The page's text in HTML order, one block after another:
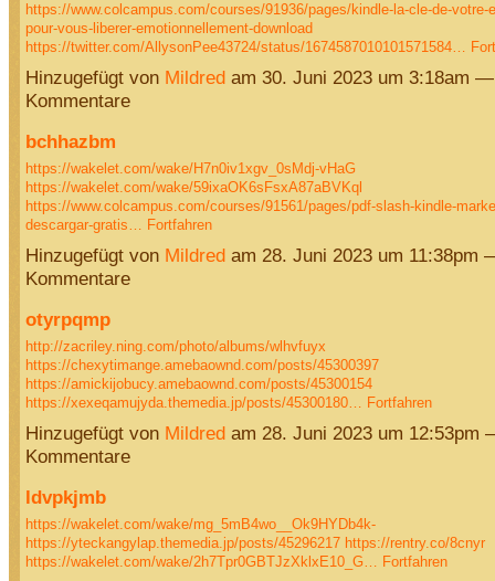
https://www.colcampus.com/courses/91936/pages/kindle-la-cle-de-votre-
pour-vous-liberer-emotionnellement-download
https://twitter.com/AllysonPee43724/status/1674587010101571584…
Hinzugefügt von Mildred am 30. Juni 2023 um 3:18am
Kommentare
bchhazbm
https://wakelet.com/wake/H7n0iv1xgv_0sMdj-vHaG
https://wakelet.com/wake/59ixaOK6sFsxA87aBVKql
https://www.colcampus.com/courses/91561/pages/pdf-slash-kindle-
descargar-gratis… Fortfahren
Hinzugefügt von Mildred am 28. Juni 2023 um 11:38pm
Kommentare
otyrpqmp
http://zacriley.ning.com/photo/albums/wlhvfuyx
https://chexytimange.amebaownd.com/posts/45300397
https://amickijobucy.amebaownd.com/posts/45300154
https://xexeqamujyda.themedia.jp/posts/45300180… Fortfahren
Hinzugefügt von Mildred am 28. Juni 2023 um 12:53pm
Kommentare
ldvpkjmb
https://wakelet.com/wake/mg_5mB4wo__Ok9HYDb4k-
https://yteckangylap.themedia.jp/posts/45296217 https://rentry.co/8cnyr
https://wakelet.com/wake/2h7Tpr0GBTJzXklxE10_G… Fortfahren